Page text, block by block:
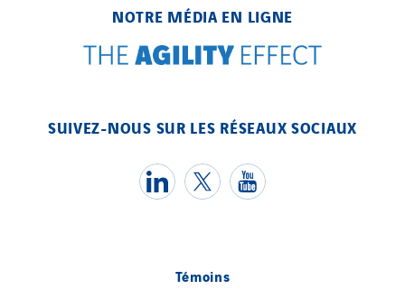
NOTRE MÉDIA EN LIGNE
SUIVEZ-NOUS SUR LES RÉSEAUX SOCIAUX
Témoins